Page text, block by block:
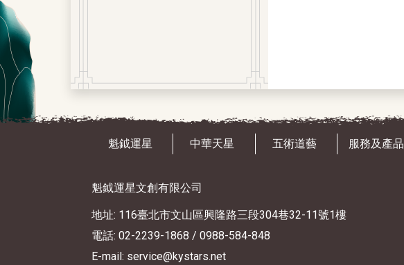
魁鉞運星 中華天星 五術道藝 服務及產品
魁鉞運星文創有限公司
地址: 116臺北市文山區興隆路三段304巷32-11號1樓
電話: 02-2239-1868 / 0988-584-848
E-mail: service@kystars.net